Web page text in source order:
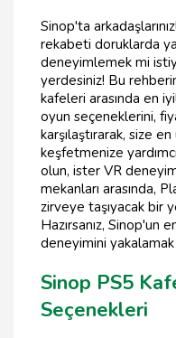
Sinop'ta
rekabeti doruklarda
deneyimlemek mi
yerdesiniz! Bu
kafeleri arasında en
oyun seçeneklerini,
karşılaştırarak, size
keşfetmenize
olun, ister VR
mekanları arasında,
zirveye taşıyacak bir
Hazırsanız, Sinop'un
deneyimini
Sinop PS5
Seçenekleri